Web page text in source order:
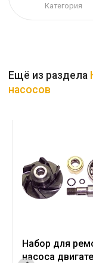
Категория
Ещё из раздела
насосов
уплотнения
Д-240 (нового